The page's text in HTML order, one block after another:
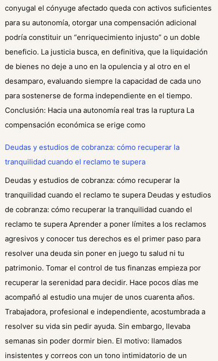
conyugal el cónyuge afectado queda con activos suficientes
para su autonomía, otorgar una compensación adicional
podría constituir un “enriquecimiento injusto” o un doble
beneficio. La justicia busca, en definitiva, que la liquidación
de bienes no deje a uno en la opulencia y al otro en el
desamparo, evaluando siempre la capacidad de cada uno
para sostenerse de forma independiente en el tiempo.
Conclusión: Hacia una autonomía real tras la ruptura La
compensación económica se erige como
Deudas y estudios de cobranza: cómo recuperar la
tranquilidad cuando el reclamo te supera
Deudas y estudios de cobranza: cómo recuperar la
tranquilidad cuando el reclamo te supera Deudas y estudios
de cobranza: cómo recuperar la tranquilidad cuando el
reclamo te supera Aprender a poner límites a los reclamos
agresivos y conocer tus derechos es el primer paso para
resolver una deuda sin poner en juego tu salud ni tu
patrimonio. Tomar el control de tus finanzas empieza por
recuperar la serenidad para decidir. Hace pocos días me
acompañó al estudio una mujer de unos cuarenta años.
Trabajadora, profesional e independiente, acostumbrada a
resolver su vida sin pedir ayuda. Sin embargo, llevaba
semanas sin poder dormir bien. El motivo: llamados
insistentes y correos con un tono intimidatorio de un